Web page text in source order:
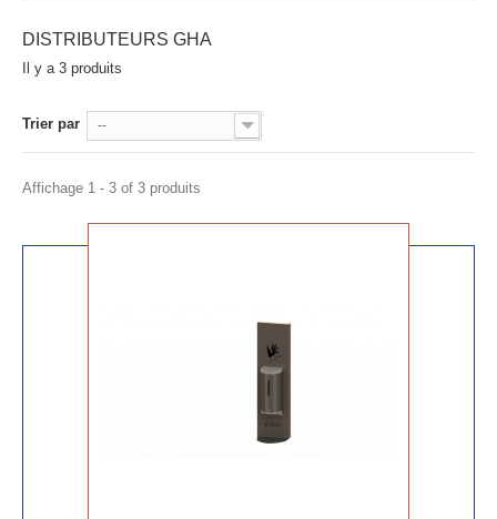
DISTRIBUTEURS GHA
Il y a 3 produits
Trier par --
Affichage 1 - 3 of 3 produits